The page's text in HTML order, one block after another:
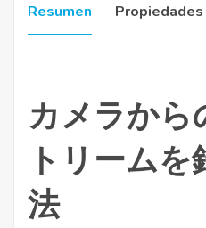
Resumen Propiedades
カメラから
トリーム
法